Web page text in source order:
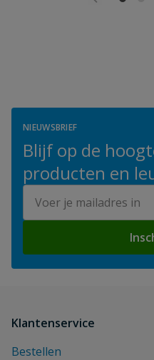
NIEUWSBRIEF
Blijf op de
producten en
Klantenservice
Bestellen